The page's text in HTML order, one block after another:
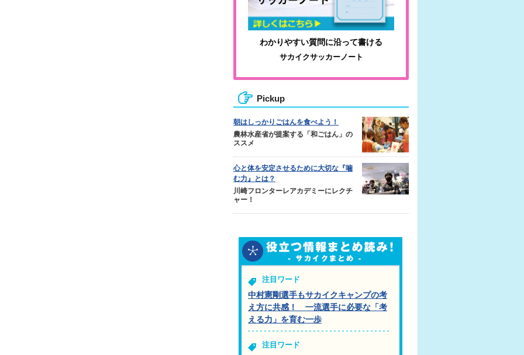
わかりやすい質問に沿って書ける
サカイクサッカーノート
Pickup
朝はしっかりごはんを食べよう！
農林水産省が提案する「和ごはん」の
ススメ
心と体を安定させるために大切な『噛
む力』とは？
川崎フロンターレアカデミーにレクチ
ャー！
注目ワード
中村憲剛選手もサカイクキャンプの考
え方に共感！ 一流選手に必要な「考
える力」を育む一歩
注目ワード